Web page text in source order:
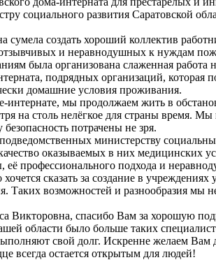
социального развития Саратовской
создать хороший коллектив
и неравнодушных к нуждам
была организована слаженная работа
подрядных организаций, которая
домашние условия проживания.
мы продолжаем жить в
на столь нелёгкое для страны время. Мы
потрачены не зря.
министерству
оказываемых в них медицинских
профессионального подхода и
сказать за создание в учреждениях
Таких возможностей и разнообразия мы
спасибо Вам за хорошую
области было больше таких
свой долг. Искренне желаем Вам
всегда остается открытым для людей!